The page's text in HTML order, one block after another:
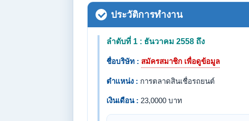
ประวัติการทำงาน
ลำดับที่ 1 : ธันวาคม 2558 ถึง
ชื่อบริษัท : สมัครสมาชิก เพื่อดูข้อมูล
ตำแหน่ง : การตลาดสินเชื่อรถยนต์
เงินเดือน : 23,0000 บาท